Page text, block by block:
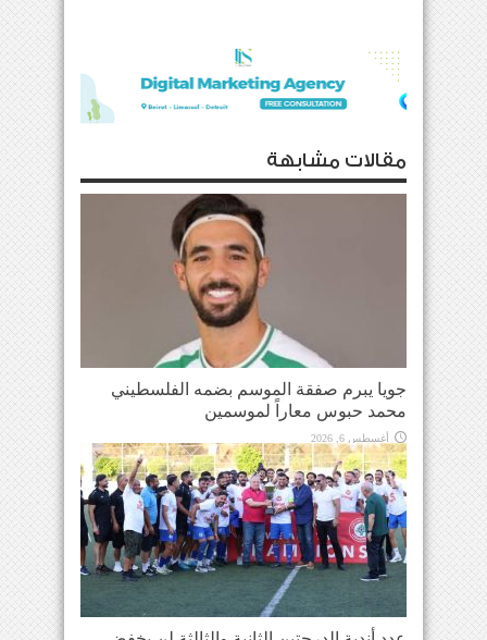
مقالات مشابهة
جويا يبرم صفقة الموسم بضمه الفلسطيني
محمد حبوس معاراً لموسمين
أغسطس 6, 2026